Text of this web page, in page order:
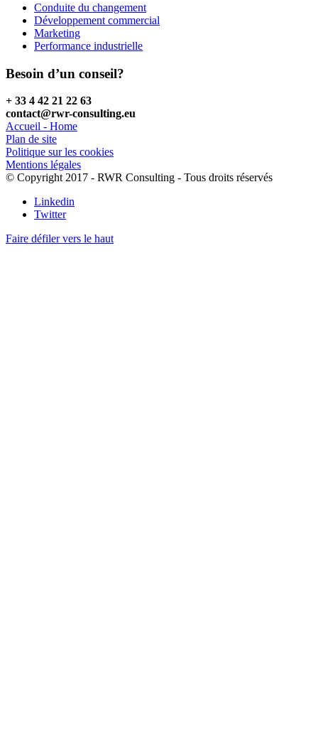
Conduite du changement
Développement commercial
Marketing
Performance industrielle
Besoin d’un conseil?
+ 33 4 42 21 22 63
contact@rwr-consulting.eu
Accueil - Home
Plan de site
Politique sur les cookies
Mentions légales
© Copyright 2017 - RWR Consulting - Tous droits réservés
Linkedin
Twitter
Faire défiler vers le haut